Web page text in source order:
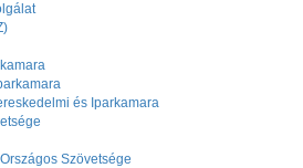
és Iparkamara
Szövetsége